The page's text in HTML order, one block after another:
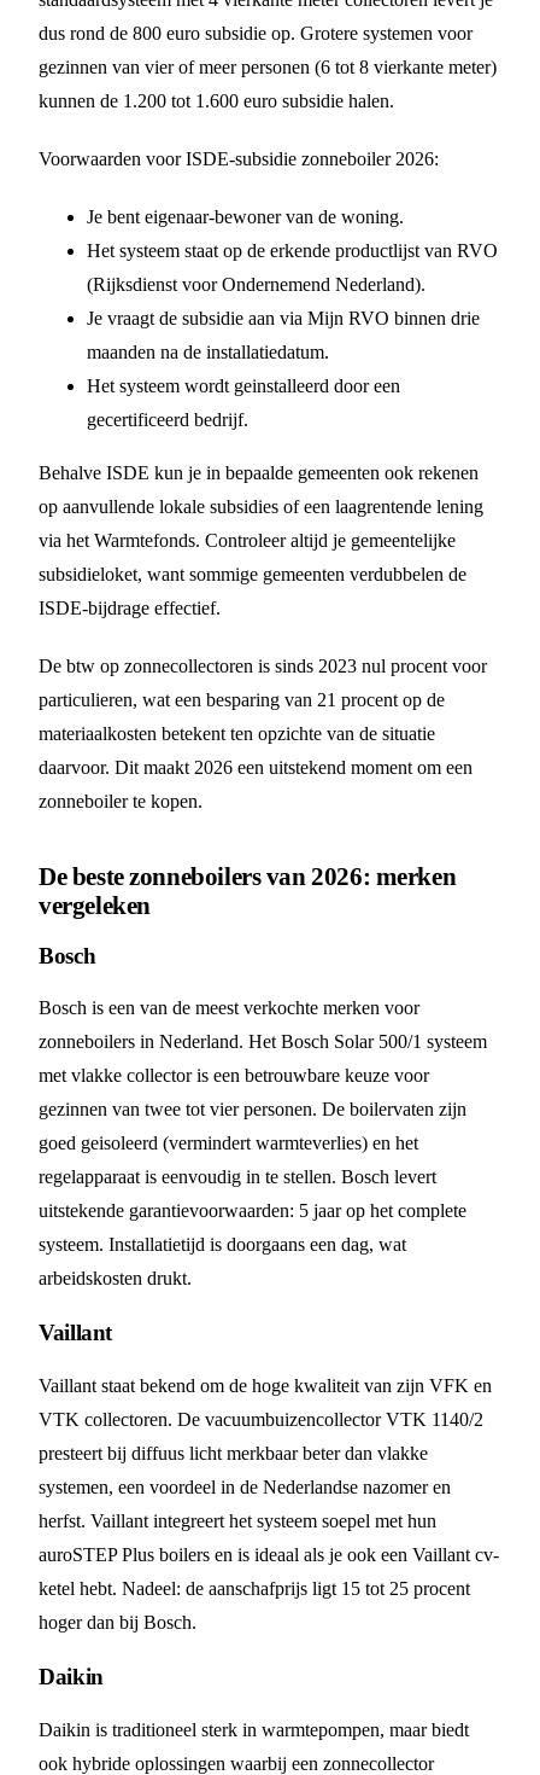
dus rond de 800 euro subsidie op. Grotere systemen voor
gezinnen van vier of meer personen (6 tot 8 vierkante meter)
kunnen de 1.200 tot 1.600 euro subsidie halen.
Voorwaarden voor ISDE-subsidie zonneboiler 2026:
Je bent eigenaar-bewoner van de woning.
Het systeem staat op de erkende productlijst van RVO
(Rijksdienst voor Ondernemend Nederland).
Je vraagt de subsidie aan via Mijn RVO binnen drie
maanden na de installatiedatum.
Het systeem wordt geinstalleerd door een
gecertificeerd bedrijf.
Behalve ISDE kun je in bepaalde gemeenten ook rekenen
op aanvullende lokale subsidies of een laagrentende lening
via het Warmtefonds. Controleer altijd je gemeentelijke
subsidieloket, want sommige gemeenten verdubbelen de
ISDE-bijdrage effectief.
De btw op zonnecollectoren is sinds 2023 nul procent voor
particulieren, wat een besparing van 21 procent op de
materiaalkosten betekent ten opzichte van de situatie
daarvoor. Dit maakt 2026 een uitstekend moment om een
zonneboiler te kopen.
De beste zonneboilers van 2026: merken
vergeleken
Bosch
Bosch is een van de meest verkochte merken voor
zonneboilers in Nederland. Het Bosch Solar 500/1 systeem
met vlakke collector is een betrouwbare keuze voor
gezinnen van twee tot vier personen. De boilervaten zijn
goed geisoleerd (vermindert warmteverlies) en het
regelapparaat is eenvoudig in te stellen. Bosch levert
uitstekende garantievoorwaarden: 5 jaar op het complete
systeem. Installatietijd is doorgaans een dag, wat
arbeidskosten drukt.
Vaillant
Vaillant staat bekend om de hoge kwaliteit van zijn VFK en
VTK collectoren. De vacuumbuizencollector VTK 1140/2
presteert bij diffuus licht merkbaar beter dan vlakke
systemen, een voordeel in de Nederlandse nazomer en
herfst. Vaillant integreert het systeem soepel met hun
auroSTEP Plus boilers en is ideaal als je ook een Vaillant cv-
ketel hebt. Nadeel: de aanschafprijs ligt 15 tot 25 procent
hoger dan bij Bosch.
Daikin
Daikin is traditioneel sterk in warmtepompen, maar biedt
ook hybride oplossingen waarbij een zonnecollector